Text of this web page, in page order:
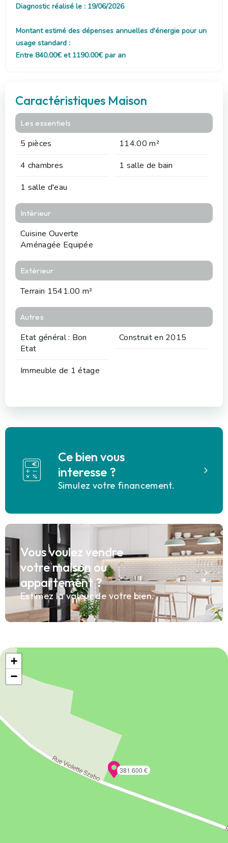
Diagnostic réalisé le : 19/06/2026
Montant estimé des dépenses annuelles d'énergie pour un
usage standard :
Entre 840.00€ et 1190.00€ par an
Caractéristiques Maison
Les essentiels
5 pièces
114.00 m²
4 chambres
1 salle de bain
1 salle d'eau
Intérieur
Cuisine Ouverte
Aménagée Equipée
Extérieur
Terrain 1541.00 m²
Autres
Etat général : Bon
Etat
Construit en 2015
Immeuble de 1 étage
Ce bien vous
interesse ?
Simulez votre financement.
Vous voulez vendre
votre maison ou
appartement ?
Estimez la valeur de votre bien.
381 600 €
+
−